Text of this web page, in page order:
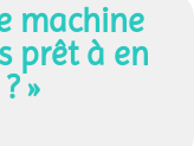
machine
prêt à en
»